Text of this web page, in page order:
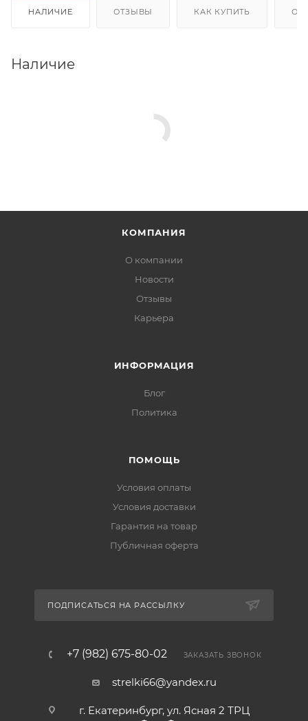
НАЛИЧИЕ ОТЗЫВЫ КАК КУПИТЬ
Наличие
КОМПАНИЯ
О компании
Новости
Отзывы
Карьера
ИНФОРМАЦИЯ
Блог
Политика
ПОМОЩЬ
Условия оплаты
Условия доставки
Гарантия на товар
Публичная оферта
ПОДПИСАТЬСЯ НА РАССЫЛКУ
+7 (982) 675-80-02 ЗАКАЗАТЬ ЗВОНОК
strelki66@yandex.ru
г. Екатеринбург, ул. Ясная 2 ТРЦ